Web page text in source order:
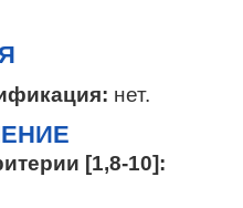
нет.
[1,8-10]: